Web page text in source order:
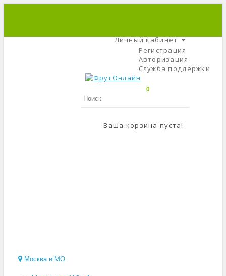
Личный кабинет
Регистрация
Авторизация
Служба поддержки
0
Ваша корзина пуста!
Москва и МО